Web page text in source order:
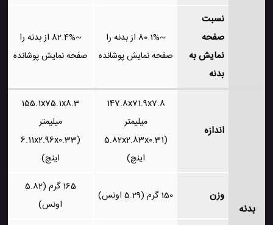
نسبت
صفحه
نمایش به
بدنه
~80.1% از بدنه را
صفحه نمایش پوشانده
~82.4% از بدنه را
صفحه نمایش پوشانده
بدنه
اندازه
147.8x71.9x7.8
میلیمتر
(5.82x2.83x0.31
اینچ)
155.1x75.1x8.3
میلیمتر
(6.11x2.96x0.33
اینچ)
وزن 150 گرم (5.29 اونس)
165 گرم (5.82
اونس)